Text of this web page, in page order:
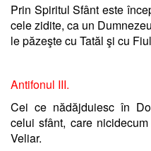
Prin Spiritul Sfânt este
cele zidite, ca un
le păzeşte cu Tatăl şi cu
Antifonul III.
Cei ce nădăjduiesc în
celui sfânt, care
Veliar.